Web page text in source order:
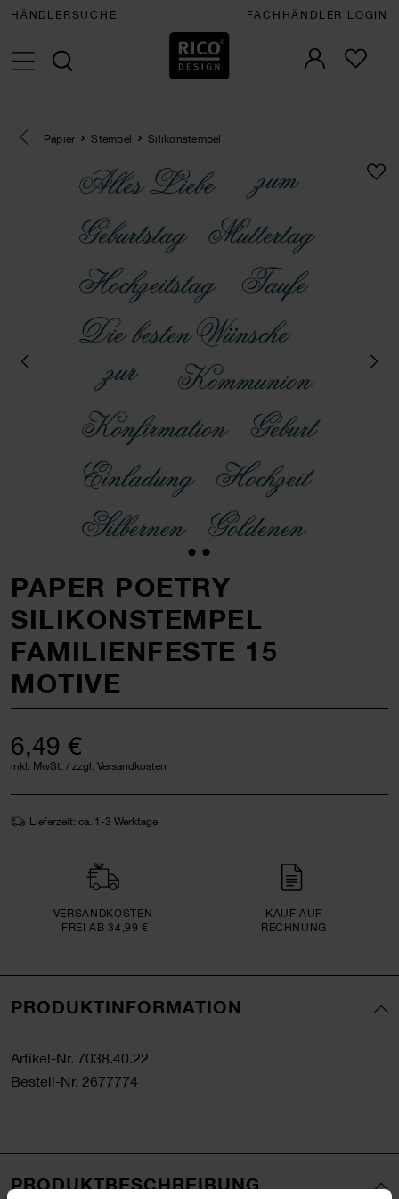
HÄNDLERSUCHE FACHHÄNDLER LOGIN
Eine Kategorie zurück navigieren
Papier Stempel Silikonstempel
PAPER POETRY
SILIKONSTEMPEL
FAMILIENFESTE 15
MOTIVE
6,49 €
inkl. MwSt. / zzgl. Versandkosten
Lieferzeit: ca. 1-3 Werktage
VERSAND­KOSTEN­
FREI AB 34,99 €
KAUF AUF
RECHNUNG
PRODUKTINFORMATION
Artikel-Nr. 7038.40.22
Bestell-Nr. 2677774
PRODUKTBESCHREIBUNG